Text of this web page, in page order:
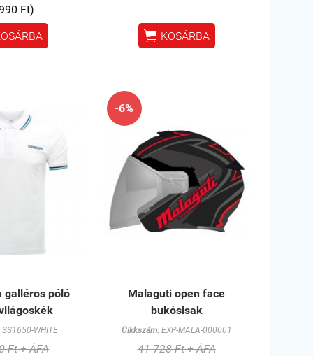
Ft)
 KOSÁRBA
galléros póló
SS1650-WHITE
Ft + ÁFA
-6%
Malaguti open face
bukósisak
Cikkszám:EXP-MALA-000001
41 728 Ft + ÁFA